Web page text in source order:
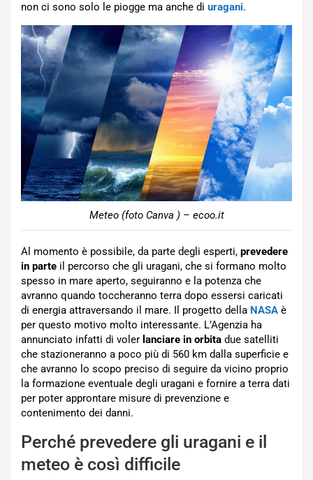
non ci sono solo le piogge ma anche di uragani.
Meteo (foto Canva ) – ecoo.it
Al momento è possibile, da parte degli esperti, prevedere
in parte il percorso che gli uragani, che si formano molto
spesso in mare aperto, seguiranno e la potenza che
avranno quando toccheranno terra dopo essersi caricati
di energia attraversando il mare. Il progetto della NASA è
per questo motivo molto interessante. L’Agenzia ha
annunciato infatti di voler lanciare in orbita due satelliti
che stazioneranno a poco più di 560 km dalla superficie e
che avranno lo scopo preciso di seguire da vicino proprio
la formazione eventuale degli uragani e fornire a terra dati
per poter approntare misure di prevenzione e
contenimento dei danni.
Perché prevedere gli uragani e il
meteo è così difficile